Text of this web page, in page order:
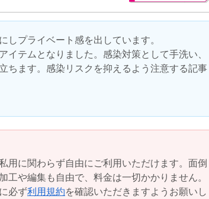
しプライベート感を出しています。
イテムとなりました。感染対策として手洗い、
ちます。感染リスクを抑えるよう注意する記事
用に関わらず自由にご利用いただけます。面倒
工や編集も自由で、料金は一切かかりません。
必ず利用規約を確認いただきますようお願いし